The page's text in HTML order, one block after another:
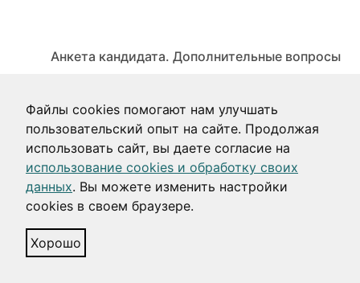
Анкета кандидата. Дополнительные вопросы
Файлы cookies помогают нам улучшать
пользовательский опыт на сайте. Продолжая
использовать сайт, вы даете согласие на
использование cookies и обработку своих
данных. Вы можете изменить настройки
cookies в своем браузере.
Хорошо